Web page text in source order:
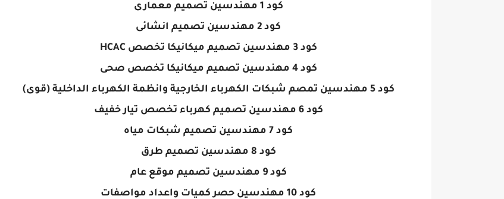
كود 1 مهندسين تصميم معمارى
كود 2 مهندسين تصميم انشائى
كود 3 مهندسين تصميم ميكانيكا تخصص HCAC
كود 4 مهندسين تصميم ميكانيكا تخصص صحى
كود 5 مهندسين تمصم شبكات الكهرباء الخارجية وانظمة الكهرباء الداخلية (قوى)
كود 6 مهندسين تصميم كهرباء تخصص تيار خفيف
كود 7 مهندسين تصميم شبكات مياه
كود 8 مهندسين تصميم طرق
كود 9 مهندسين تصميم موقع عام
كود 10 مهندسين حصر كميات واعداد مواصفات